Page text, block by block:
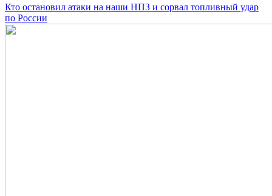
Кто остановил атаки на наши НПЗ и сорвал топливный удар
по России